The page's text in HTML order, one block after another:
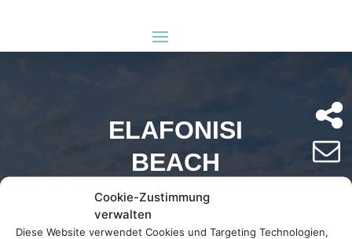
Cookie-Zustimmung
verwalten
Diese Website verwendet Cookies und Targeting Technologien,
ELAFONISI
BEACH
Kreta/Griechenland